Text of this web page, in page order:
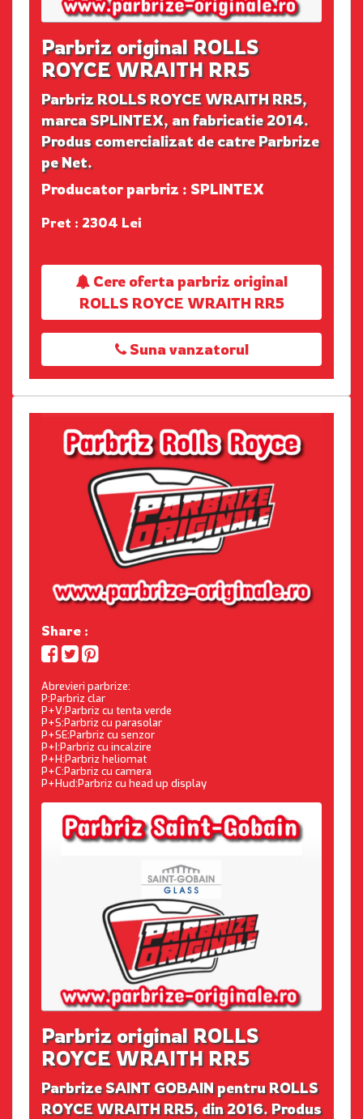
Parbriz original ROLLS
ROYCE WRAITH RR5
Parbriz ROLLS ROYCE WRAITH RR5,
marca SPLINTEX, an fabricatie 2014.
Produs comercializat de catre Parbrize
pe Net.
Producator parbriz : SPLINTEX
Pret : 2304 Lei
Cere oferta parbriz original
ROLLS ROYCE WRAITH RR5
Suna vanzatorul
Share :
Abrevieri parbrize:
P:Parbriz clar
P+V:Parbriz cu tenta verde
P+S:Parbriz cu parasolar
P+SE:Parbriz cu senzor
P+I:Parbriz cu incalzire
P+H:Parbriz heliomat
P+C:Parbriz cu camera
P+Hud:Parbriz cu head up display
Parbriz original ROLLS
ROYCE WRAITH RR5
Parbrize SAINT GOBAIN pentru ROLLS
ROYCE WRAITH RR5, din 2016. Produs